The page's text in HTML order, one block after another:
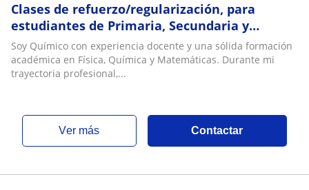
Clases de refuerzo/regularización, para
estudiantes de Primaria, Secundaria y
Universidad
Soy Químico con experiencia docente y una sólida formación
académica en Física, Química y Matemáticas. Durante mi
trayectoria profesional,...
ver más Contactar